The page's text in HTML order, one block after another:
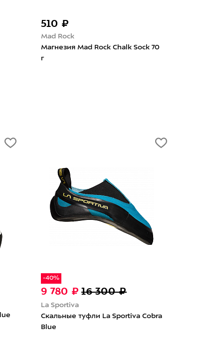
510 ₽
Mad Rock
Магнезия Mad Rock Chalk Sock 70
г
-40%
9 780 ₽ 16 300 ₽
La Sportiva
Скальные туфли La Sportiva Cobra
Blue